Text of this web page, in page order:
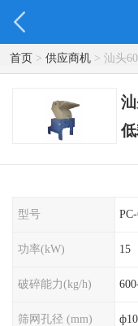
首页> 供应商机> 汕头
型号
功率(kW) 15
破碎能力(kg/h)
筛网孔径 (mm) ф10